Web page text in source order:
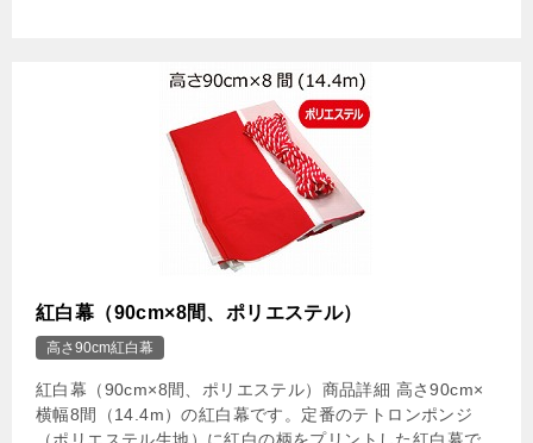
紅白幕（90cm×8間、ポリエステル）
高さ90cm紅白幕
紅白幕（90cm×8間、ポリエステル）商品詳細 高さ90cm×
横幅8間（14.4m）の紅白幕です。定番のテトロンポンジ
（ポリエステル生地）に紅白の柄をプリントした紅白幕で